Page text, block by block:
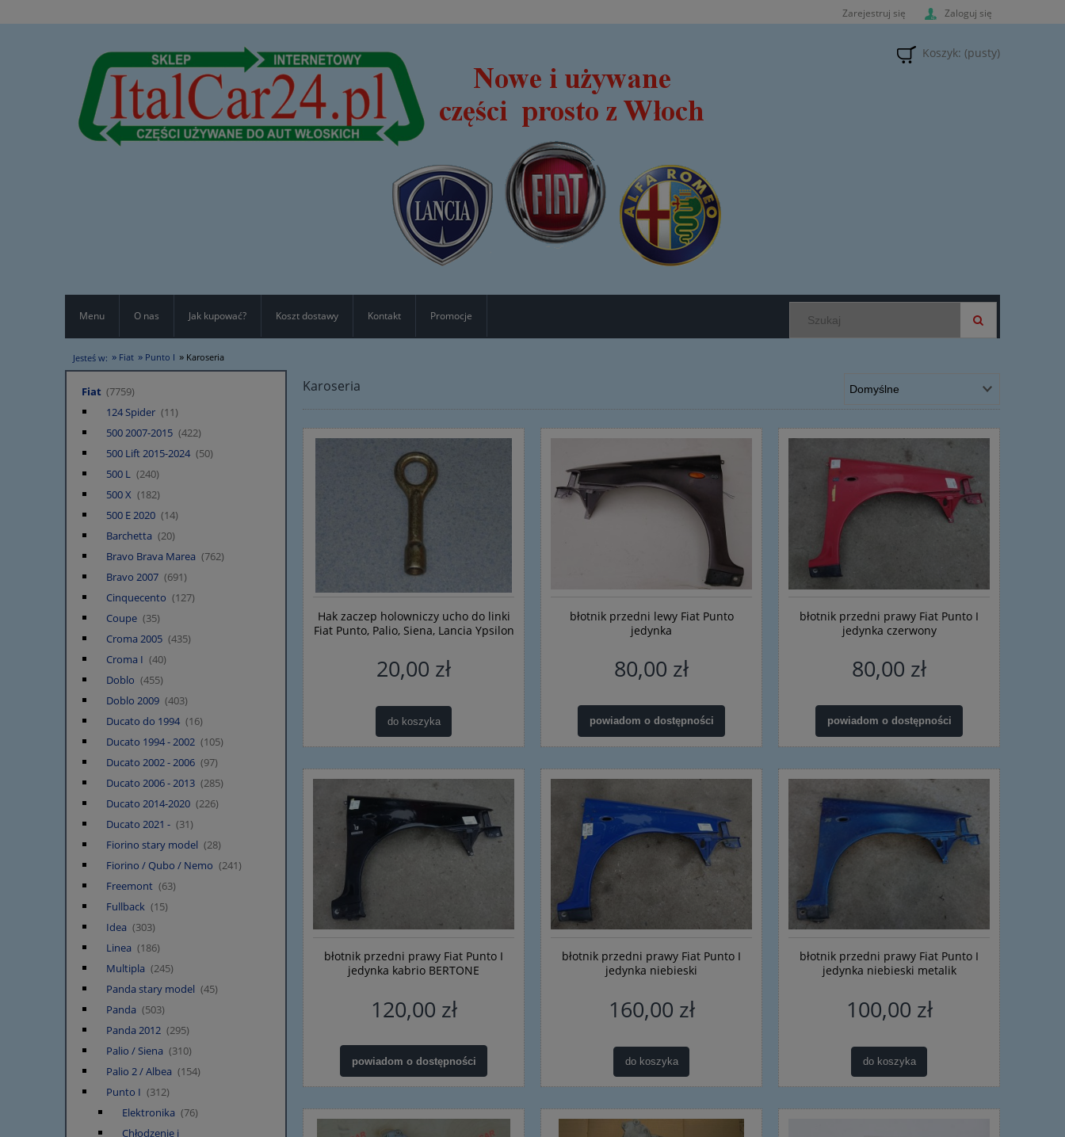
Zarejestruj się Zaloguj się
Koszyk: (pusty)
Menu O nas Jak kupować? Koszt dostawy Kontakt Promocje
Jesteś w: » Fiat » Punto I » Karoseria
Fiat (7759)
124 Spider (11)
500 2007-2015 (422)
500 Lift 2015-2024 (50)
500 L (240)
500 X (182)
500 E 2020 (14)
Barchetta (20)
Bravo Brava Marea (762)
Bravo 2007 (691)
Cinquecento (127)
Coupe (35)
Croma 2005 (435)
Croma I (40)
Doblo (455)
Doblo 2009 (403)
Ducato do 1994 (16)
Ducato 1994 - 2002 (105)
Ducato 2002 - 2006 (97)
Ducato 2006 - 2013 (285)
Ducato 2014-2020 (226)
Ducato 2021 - (31)
Fiorino stary model (28)
Fiorino / Qubo / Nemo (241)
Freemont (63)
Fullback (15)
Idea (303)
Linea (186)
Multipla (245)
Panda stary model (45)
Panda (503)
Panda 2012 (295)
Palio / Siena (310)
Palio 2 / Albea (154)
Punto I (312)
Elektronika (76)
Chłodzenie i
Karoseria
Hak zaczep holowniczy ucho do linki
Fiat Punto, Palio, Siena, Lancia Ypsilon
20,00 zł
do koszyka
błotnik przedni lewy Fiat Punto
jedynka
80,00 zł
powiadom o dostępności
błotnik przedni prawy Fiat Punto I
jedynka czerwony
80,00 zł
powiadom o dostępności
błotnik przedni prawy Fiat Punto I
jedynka kabrio BERTONE
120,00 zł
powiadom o dostępności
błotnik przedni prawy Fiat Punto I
jedynka niebieski
160,00 zł
do koszyka
błotnik przedni prawy Fiat Punto I
jedynka niebieski metalik
100,00 zł
do koszyka